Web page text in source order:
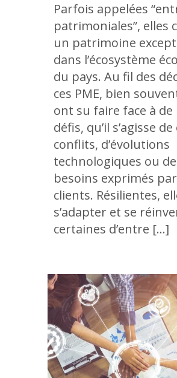
Parfois appelées
patrimoniales”, elles
un patrimoine
dans l’écosystème
du pays. Au fil des
ces PME, bien
ont su faire face à
défis, qu’il s’agisse
conflits, d’évolutions
technologiques ou
besoins exprimés
clients. Résilientes,
s’adapter et se
certaines d’entre […]